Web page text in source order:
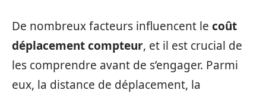
De nombreux facteurs influencent le coût
déplacement compteur, et il est crucial de
les comprendre avant de s’engager. Parmi
eux, la distance de déplacement, la